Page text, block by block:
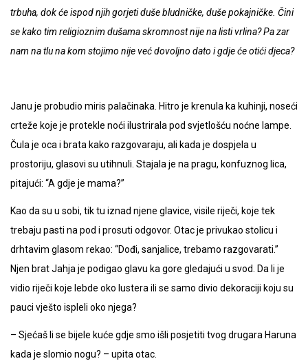
trbuha, dok će ispod njih gorjeti duše bludničke, duše pokajničke. Čini
se kako tim religioznim dušama skromnost nije na listi vrlina? Pa zar
nam na tlu na kom stojimo nije već dovoljno dato i gdje će otići djeca?
Janu je probudio miris palačinaka. Hitro je krenula ka kuhinji, noseći
crteže koje je protekle noći ilustrirala pod svjetlošću noćne lampe.
Čula je oca i brata kako razgovaraju, ali kada je dospjela u
prostoriju, glasovi su utihnuli. Stajala je na pragu, konfuznog lica,
pitajući: “A gdje je mama?”
Kao da su u sobi, tik tu iznad njene glavice, visile riječi, koje tek
trebaju pasti na pod i prosuti odgovor. Otac je privukao stolicu i
drhtavim glasom rekao: “Dođi, sanjalice, trebamo razgovarati.”
Njen brat Jahja je podigao glavu ka gore gledajući u svod. Da li je
vidio riječi koje lebde oko lustera ili se samo divio dekoraciji koju su
pauci vješto ispleli oko njega?
– Sjećaš li se bijele kuće gdje smo išli posjetiti tvog drugara Haruna
kada je slomio nogu? – upita otac.